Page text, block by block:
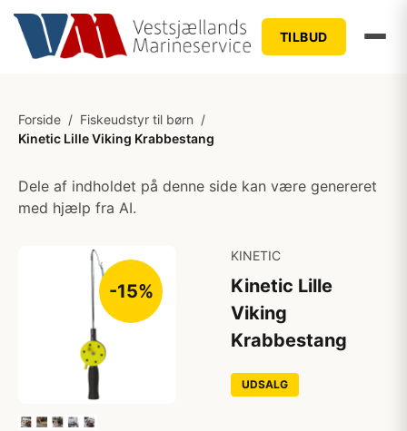
TILBUD
Forside / Fiskeudstyr til børn /
Kinetic Lille Viking Krabbestang
Dele af indholdet på denne side kan være genereret
med hjælp fra AI.
-15%
KINETIC
Kinetic Lille
Viking
Krabbestang
UDSALG